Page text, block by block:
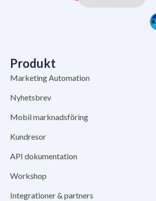
Produkt
Marketing Automation
Nyhetsbrev
Mobil marknadsföring
Kundresor
API dokumentation
Workshop
Integrationer & partners